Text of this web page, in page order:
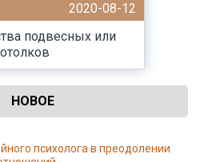
2020-08-12
подвесных или
НОВОЕ
психолога в преодолении